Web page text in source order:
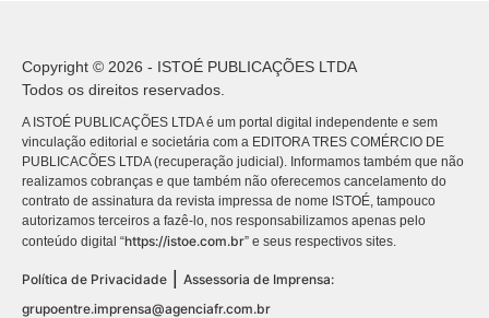
Copyright © 2026 - ISTOÉ PUBLICAÇÕES LTDA
Todos os direitos reservados.
A ISTOÉ PUBLICAÇÕES LTDA é um portal digital independente e sem
vinculação editorial e societária com a EDITORA TRES COMÉRCIO DE
PUBLICACÕES LTDA (recuperação judicial). Informamos também que não
realizamos cobranças e que também não oferecemos cancelamento do
contrato de assinatura da revista impressa de nome ISTOÉ, tampouco
autorizamos terceiros a fazê-lo, nos responsabilizamos apenas pelo
conteúdo digital “https://istoe.com.br” e seus respectivos sites.
Política de Privacidade
Assessoria de Imprensa:
grupoentre.imprensa@agenciafr.com.br